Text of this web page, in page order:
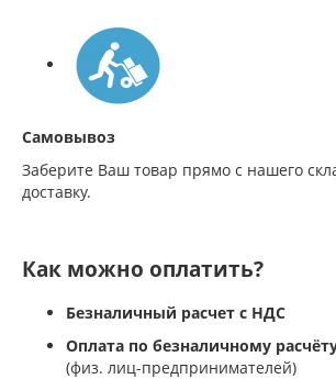
Самовывоз
Заберите Ваш товар прямо с нашего
доставку.
Как можно оплатить?
Безналичный расчет с НДС
Оплата по безналичному
(физ. лиц-предпринимателей)